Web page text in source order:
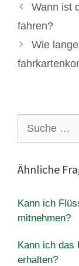
Wann ist
fahren?
Wie
nach:
Ähnliche
Kann ich
mitnehmen?
Kann ich das
erhalten?